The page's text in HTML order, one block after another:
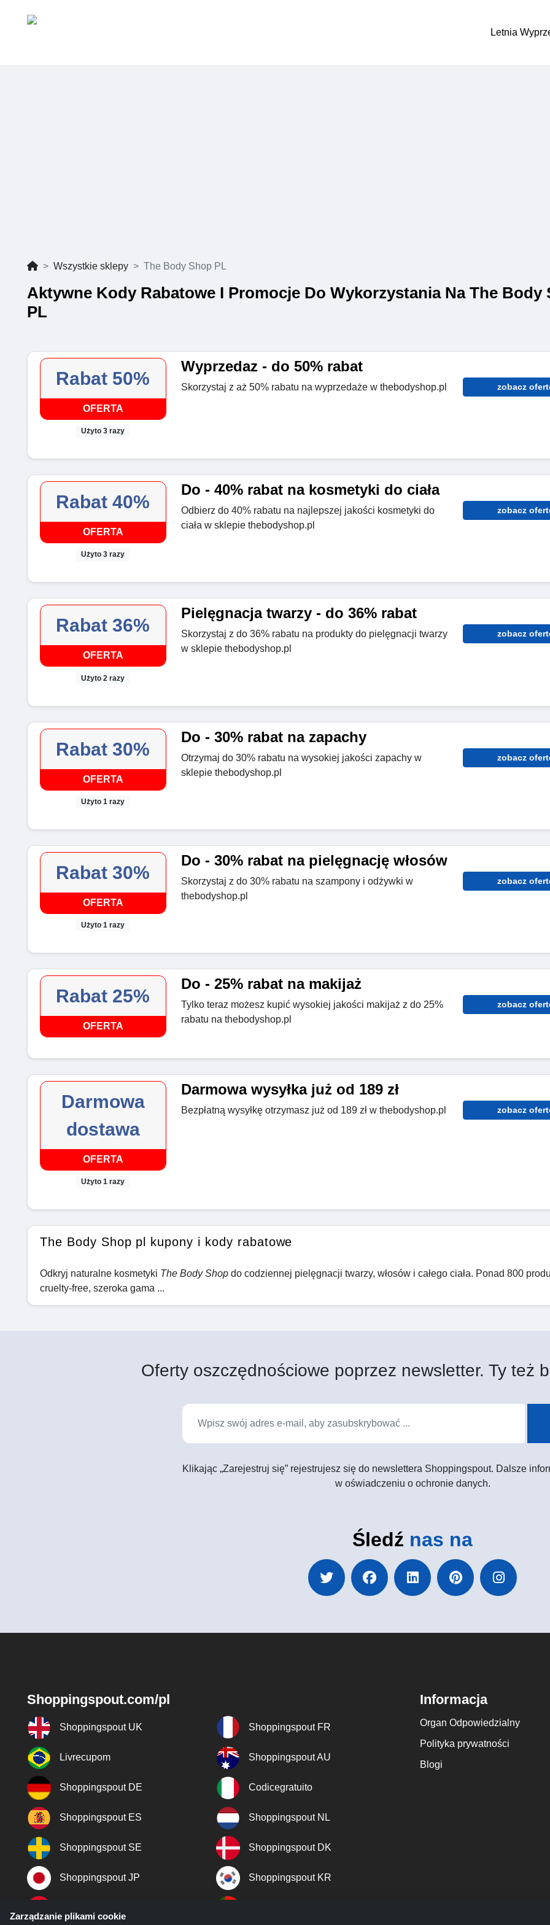
Letnia
Wszystkie sklepy The Body Shop PL
Aktywne Kody Rabatowe I Promocje Do Wykorzystania Na The Body
PL
Rabat 50%
OFERTA
Użyto 3 razy
Wyprzedaz - do 50% rabat
Skorzystaj z aż 50% rabatu na wyprzedaże w thebodyshop.pl zobacz
Rabat 40%
OFERTA
Użyto 3 razy
Do - 40% rabat na kosmetyki do ciała
Odbierz do 40% rabatu na najlepszej jakości kosmetyki do
ciała w sklepie thebodyshop.pl
zobacz
Rabat 36%
OFERTA
Użyto 2 razy
Pielęgnacja twarzy - do 36% rabat
Skorzystaj z do 36% rabatu na produkty do pielęgnacji twarzy
w sklepie thebodyshop.pl
zobacz
Rabat 30%
OFERTA
Użyto 1 razy
Do - 30% rabat na zapachy
Otrzymaj do 30% rabatu na wysokiej jakości zapachy w
sklepie thebodyshop.pl
zobacz
Rabat 30%
OFERTA
Użyto 1 razy
Do - 30% rabat na pielęgnację włosów
Skorzystaj z do 30% rabatu na szampony i odżywki w
thebodyshop.pl
zobacz
Rabat 25%
OFERTA
Do - 25% rabat na makijaż
Tylko teraz możesz kupić wysokiej jakości makijaż z do 25%
rabatu na thebodyshop.pl
zobacz
Darmowa
dostawa
OFERTA
Użyto 1 razy
Darmowa wysyłka już od 189 zł
Bezpłatną wysyłkę otrzymasz już od 189 zł w thebodyshop.pl zobacz
The Body Shop pl kupony i kody rabatowe
Odkryj naturalne kosmetyki The Body Shop do codziennej pielęgnacji twarzy, włosów i całego ciała. Ponad 800
cruelty-free, szeroka gama ...
Oferty oszczędnościowe poprzez newsletter. Ty też
Klikając „Zarejestruj się” rejestrujesz się do newslettera Shoppingspout. Dalsze
w oświadczeniu o ochronie danych.
Śledź nas na
Shoppingspout.com/pl
Shoppingspout UK Shoppingspout FR
Livrecupom Shoppingspout AU
Shoppingspout DE Codicegratuito
Shoppingspout ES Shoppingspout NL
Shoppingspout SE Shoppingspout DK
Shoppingspout JP Shoppingspout KR
Informacja
Organ Odpowiedzialny
Polityka prywatności
Blogi
Zarządzanie plikami cookie